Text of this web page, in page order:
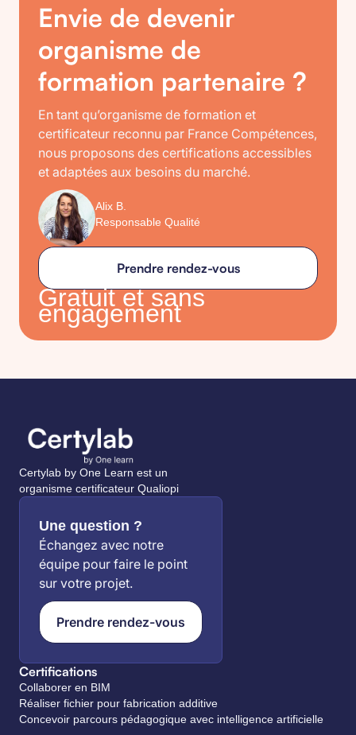
Envie de devenir
organisme de
formation partenaire ?
En tant qu’organisme de formation et
certificateur reconnu par France Compétences,
nous proposons des certifications accessibles
et adaptées aux besoins du marché.
Alix B.
Responsable Qualité
Prendre rendez-vous
Gratuit et sans
engagement
Certylab by One Learn est un
organisme certificateur Qualiopi
Une question ?
Échangez avec notre
équipe pour faire le point
sur votre projet.
Prendre rendez-vous
Certifications
Collaborer en BIM
Réaliser fichier pour fabrication additive
Concevoir parcours pédagogique avec intelligence artificielle